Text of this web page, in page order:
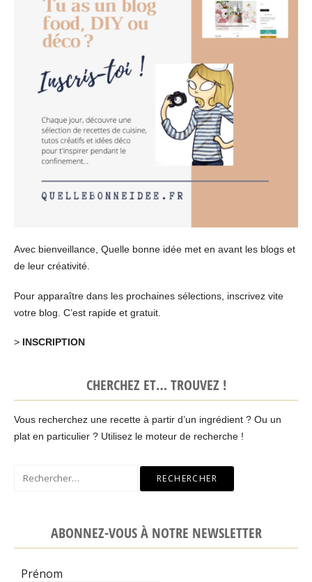
Avec bienveillance, Quelle bonne idée met en avant les blogs et
de leur créativité.
Pour apparaître dans les prochaines sélections, inscrivez vite
votre blog. C’est rapide et gratuit.
> INSCRIPTION
CHERCHEZ ET… TROUVEZ !
Vous recherchez une recette à partir d’un ingrédient ? Ou un
plat en particulier ? Utilisez le moteur de recherche !
ABONNEZ-VOUS À NOTRE NEWSLETTER
Prénom